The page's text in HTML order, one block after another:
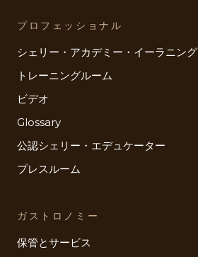
プロフェッショナル
シェリー・アカデミー・イーラニング
トレーニングルーム
ビデオ
Glossary
公認シェリー・エデュケーター
プレスルーム
ガストロノミー
保管とサービス